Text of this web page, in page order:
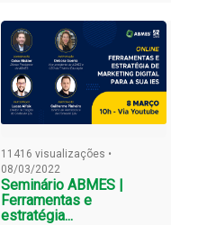
11416 visualizações •
08/03/2022
Seminário ABMES |
Ferramentas e
estratégia...